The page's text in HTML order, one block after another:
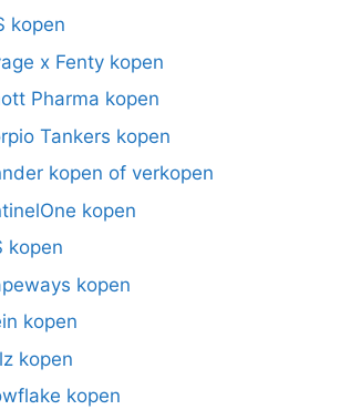
kopen
x Fenty kopen
Pharma kopen
Tankers kopen
kopen of verkopen
kopen
kopen
kopen
kopen
kopen
kopen